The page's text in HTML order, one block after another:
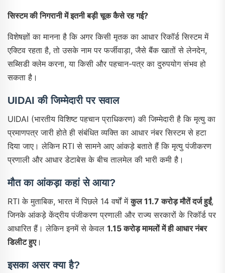
सिस्टम की निगरानी में इतनी बड़ी चूक कैसे रह गई?
विशेषज्ञों का मानना है कि अगर किसी मृतक का आधार रिकॉर्ड सिस्टम में
एक्टिव रहता है, तो उसके नाम पर फर्जीवाड़ा, जैसे बैंक खातों से लेनदेन,
सब्सिडी क्लेम करना, या किसी और पहचान-पत्र का दुरुपयोग संभव हो
सकता है।
UIDAI की जिम्मेदारी पर सवाल
UIDAI (भारतीय विशिष्ट पहचान प्राधिकरण) की जिम्मेदारी है कि मृत्यु का
प्रमाणपत्र जारी होते ही संबंधित व्यक्ति का आधार नंबर सिस्टम से हटा
दिया जाए। लेकिन RTI से सामने आए आंकड़े बताते हैं कि मृत्यु पंजीकरण
प्रणाली और आधार डेटाबेस के बीच तालमेल की भारी कमी है।
मौत का आंकड़ा कहां से आया?
RTI के मुताबिक, भारत में पिछले 14 वर्षों मेंकुल 11.7 करोड़ मौतें दर्ज हुईं,
जिनके आंकड़े केंद्रीय पंजीकरण प्रणाली और राज्य सरकारों के रिकॉर्ड पर
आधारित हैं। लेकिन इनमें से केवल 1.15 करोड़ मामलों में ही आधार नंबर
डिलीट हुए।
इसका असर क्या है?